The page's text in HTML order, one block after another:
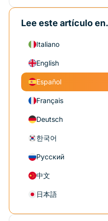
Lee este artículo
Italiano
English
Español
Français
Deutsch
한국어
Русский
中文
日本語